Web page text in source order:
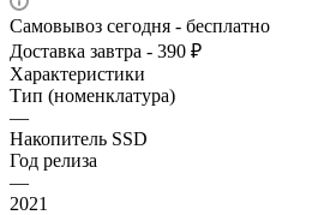
Самовывоз сегодня - бесплатно
Доставка завтра - 390 ₽
Характеристики
Тип (номенклатура)
—
Накопитель SSD
Год релиза
—
2021